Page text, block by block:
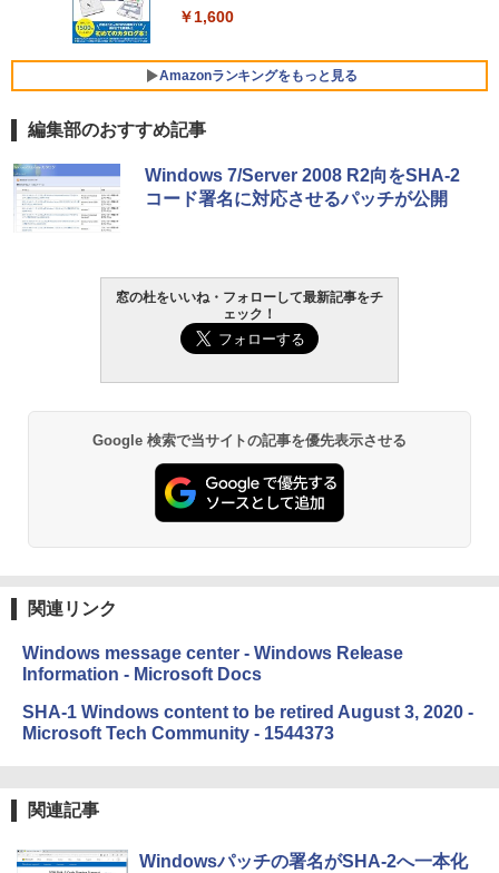
Core i5/16GB/SSD 512GB/ホワイト) FM
VWK3E15W_AZ
￥139,880
￥1,600
Amazonランキングをもっと見る
Amazon Kindle - 目に優しい、かさばら
ない、大きな画面で読みやすい、6週間持
続バッテリー、6インチディスプレイ電子
￥16,980
Kindle Paperwhite シグニチャーエディ
るさ自動調整、色調調節ライト、12週間
￥27,980
Amazon Kindle Paperwhite (16GB) 7イ
ンチディスプレイ、色調調節ライト、12
ージ、防水、7インチカラーディスプレ
イ、色調調節ライト、最大8週間持続バッ
テリー、広告無し、ブラック (2025年発
New Amazon Kindle Scribe Colorsoft |
編集部のおすすめ記事
Windows 7/Server 2008 R2向をSHA-2
コード署名に対応させるパッチが公開
窓の杜をいいね・フォローして最新記事をチ
ェック！
Google 検索で当サイトの記事を優先表示させる
関連リンク
Windows message center - Windows Release
Information - Microsoft Docs
SHA-1 Windows content to be retired August 3, 2020 -
Microsoft Tech Community - 1544373
関連記事
Windowsパッチの署名がSHA-2へ一本化